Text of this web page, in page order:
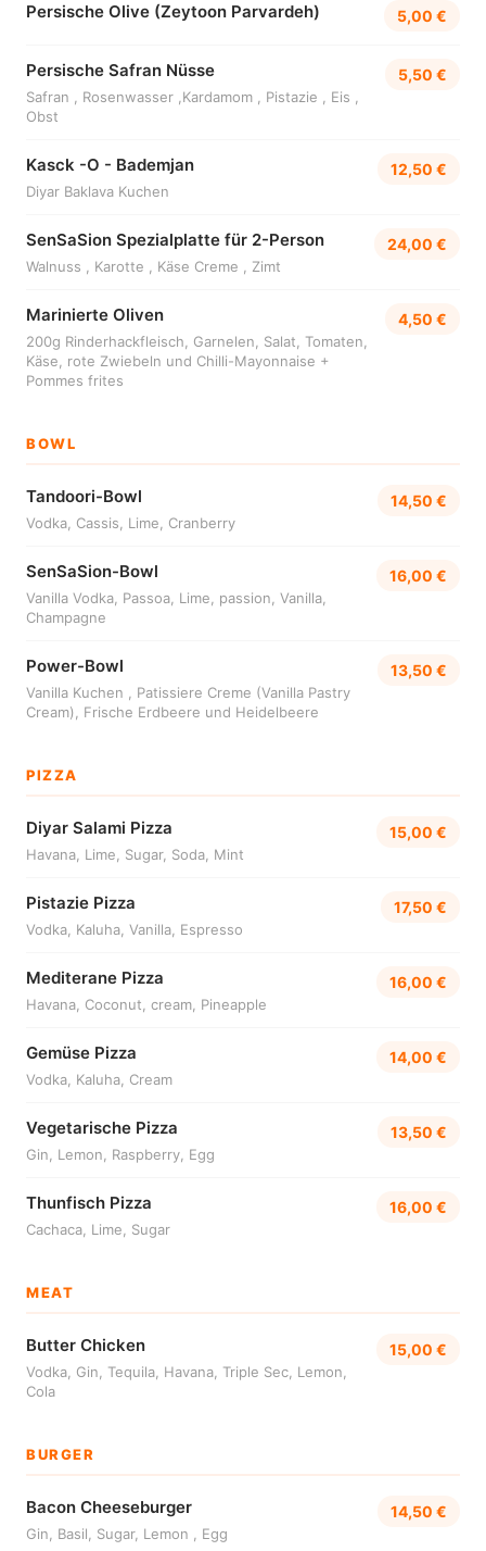
Persische Olive (Zeytoon Parvardeh) 5,00 €
Persische Safran Nüsse
Safran , Rosenwasser ,Kardamom , Pistazie , Eis ,
Obst
5,50 €
Kasck -O - Bademjan
Diyar Baklava Kuchen
12,50 €
SenSaSion Spezialplatte für 2-Person
Walnuss , Karotte , Käse Creme , Zimt
24,00 €
Marinierte Oliven
200g Rinderhackfleisch, Garnelen, Salat, Tomaten,
Käse, rote Zwiebeln und Chilli-Mayonnaise +
Pommes frites
4,50 €
BOWL
Tandoori-Bowl
Vodka, Cassis, Lime, Cranberry
14,50 €
SenSaSion-Bowl
Vanilla Vodka, Passoa, Lime, passion, Vanilla,
Champagne
16,00 €
Power-Bowl
Vanilla Kuchen , Patissiere Creme (Vanilla Pastry
Cream), Frische Erdbeere und Heidelbeere
13,50 €
PIZZA
Diyar Salami Pizza
Havana, Lime, Sugar, Soda, Mint
15,00 €
Pistazie Pizza
Vodka, Kaluha, Vanilla, Espresso
17,50 €
Mediterane Pizza
Havana, Coconut, cream, Pineapple
16,00 €
Gemüse Pizza
Vodka, Kaluha, Cream
14,00 €
Vegetarische Pizza
Gin, Lemon, Raspberry, Egg
13,50 €
Thunfisch Pizza
Cachaca, Lime, Sugar
16,00 €
MEAT
Butter Chicken
Vodka, Gin, Tequila, Havana, Triple Sec, Lemon,
Cola
15,00 €
BURGER
Bacon Cheeseburger
Gin, Basil, Sugar, Lemon , Egg
14,50 €